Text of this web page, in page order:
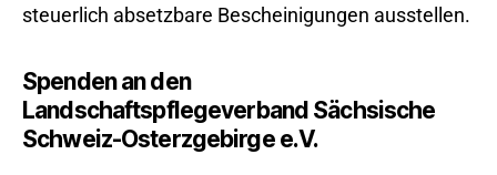
steuerlich absetzbare Bescheinigungen ausstellen.
Spenden an den
Landschaftspflegeverband Sächsische
Schweiz-Osterzgebirge e.V.